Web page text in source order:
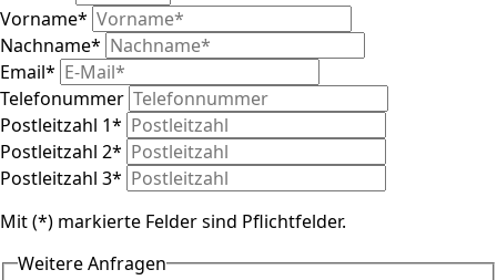
Vorname*
Nachname*
Email*
Telefonummer
Postleitzahl 1*
Postleitzahl 2*
Postleitzahl 3*
Mit (*) markierte Felder sind Pflichtfelder.
Weitere Anfragen